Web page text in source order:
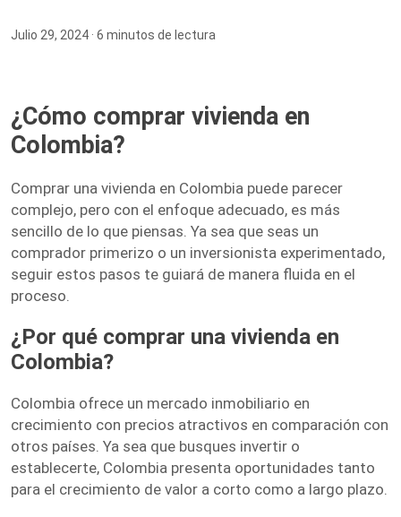
Julio 29, 2024 · 6 minutos de lectura
¿Cómo comprar vivienda en
Colombia?
Comprar una vivienda en Colombia puede parecer
complejo, pero con el enfoque adecuado, es más
sencillo de lo que piensas. Ya sea que seas un
comprador primerizo o un inversionista experimentado,
seguir estos pasos te guiará de manera fluida en el
proceso.
¿Por qué comprar una vivienda en
Colombia?
Colombia ofrece un mercado inmobiliario en
crecimiento con precios atractivos en comparación con
otros países. Ya sea que busques invertir o
establecerte, Colombia presenta oportunidades tanto
para el crecimiento de valor a corto como a largo plazo.